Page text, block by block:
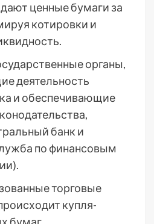
ценные бумаги за
котировки и
органы,
деятельность
и обеспечивающие
банк и
по финансовым
торговые
купля-